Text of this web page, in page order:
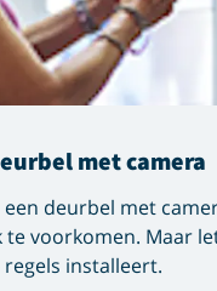
met camera
deurbel met
voorkomen. Maar
installeert.